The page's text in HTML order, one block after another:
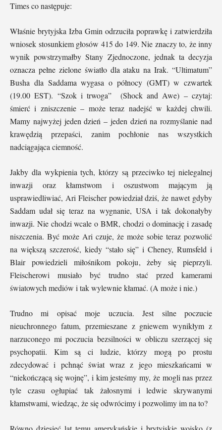
Times co następuje:
Właśnie brytyjska Izba Gmin odrzuciła poprawkę i zatwierdziła
wniosek stosunkiem głosów 415 do 149. Nie znaczy to, że inny
wynik powstrzymałby Stany Zjednoczone, jednak ta decyzja
oznacza pełne zielone światło dla ataku na Irak. “Ultimatum”
Busha dla Saddama wygasa o północy (GMT) w czwartek
(19.00 EST). “Szok i trwoga” (Shock and Awe) – czytaj:
śmierć i zniszczenie – może teraz nadejść w każdej chwili.
Mamy najwyżej jeden dzień – jeden dzień na rozmyślanie nad
krawędzią przepaści, zanim pochłonie nas wszystkich
nadciągająca ciemność.
Jakby dla wykpienia tych, którzy są przeciwko tej nielegalnej
inwazji oraz kłamstwom i oszustwom mającym ją
usprawiedliwiać, Ari Fleischer powiedział dziś, że nawet gdyby
Saddam udał się teraz na wygnanie, USA i tak dokonałyby
inwazji. Nie chodzi wcale o BMR, chodzi o dominację i zasadę
niszczenia. Być może Ari czuje, że może sobie teraz pozwolić
na większą szczerość, kiedy “stało się” i Cheney, Rumsfeld i
Blair powiedzieli miłośnikom pokoju, żeby się pieprzyli.
Fleischerowi musiało być trudno stać przed kamerami
światowych mediów i tak wylewnie kłamać. (A może i nie.)
Trudno mi opisać moje uczucia. Jest silne poczucie
nieuchronnego fatum, przemieszane z gniewem wynikłym z
narzuconego mi poczucia bezsilności w obliczu szerzącej się
psychopatii. Kim są ci ludzie, którzy mogą po prostu
zdecydować i pchnąć świat wraz z jego mieszkańcami w
“niekończącą się wojnę”, i kim jesteśmy my, że mogli nas przez
tyle czasu ogłupiać tak żałosnymi i ledwie skrywanymi
kłamstwami, wiedząc, że się odwrócimy i pozwolimy im na to?